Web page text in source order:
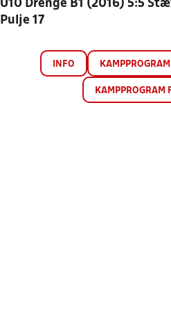
U10 Drenge B1 (2016) 5:5
Pulje 17
INFO KAMPPROGRAM
KAMPPROGRAM